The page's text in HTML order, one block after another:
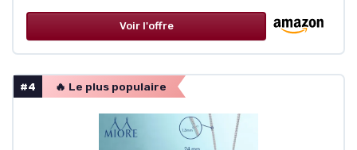
Voir l'offre
#4 🔥 Le plus populaire